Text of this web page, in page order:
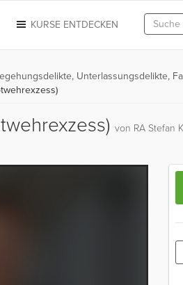
KURSE ENTDECKEN
Unterlassungsdelikte,
von RA Stefan